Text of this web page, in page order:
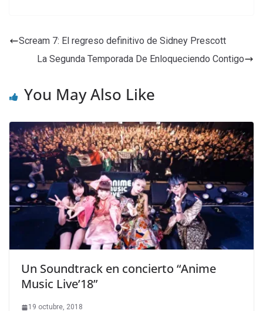
Scream 7: El regreso definitivo de Sidney Prescott
La Segunda Temporada De Enloqueciendo Contigo
You May Also Like
Un Soundtrack en concierto “Anime
Music Live’18”
19 octubre, 2018